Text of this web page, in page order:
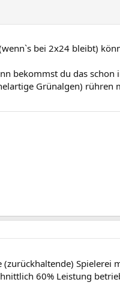
bei 2x24 bleibt)
bekommst du das schon
Grünalgen) rühren
Spielerei
60% Leistung